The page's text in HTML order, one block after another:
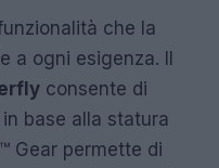
che la
a ogni esigenza. Il
consente di
base alla statura
Gear permette di